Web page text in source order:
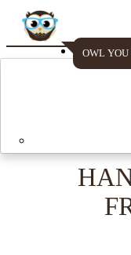
OWL YOU